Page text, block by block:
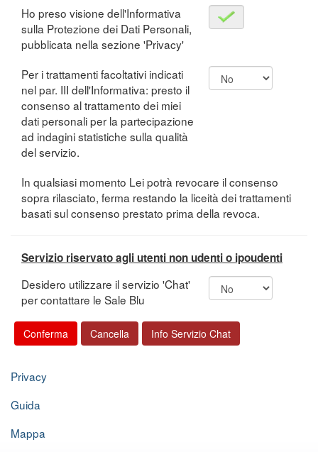
Ho preso visione dell'Informativa
sulla Protezione dei Dati Personali,
pubblicata nella sezione 'Privacy'
Per i trattamenti facoltativi indicati
nel par. III dell'Informativa: presto il
consenso al trattamento dei miei
dati personali per la partecipazione
ad indagini statistiche sulla qualità
del servizio.
In qualsiasi momento Lei potrà revocare il consenso
sopra rilasciato, ferma restando la liceità dei trattamenti
basati sul consenso prestato prima della revoca.
Servizio riservato agli utenti non udenti o ipoudenti
Desidero utilizzare il servizio 'Chat'
per contattare le Sale Blu
Privacy
Guida
Mappa